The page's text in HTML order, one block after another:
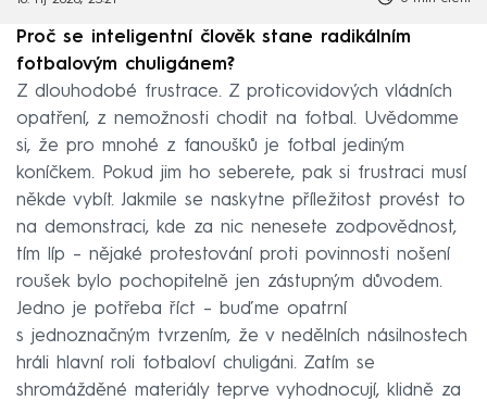
Proč se inteligentní člověk stane radikálním
fotbalovým chuligánem?
Z dlouhodobé frustrace. Z proticovidových vládních
opatření, z nemožnosti chodit na fotbal. Uvědomme
si, že pro mnohé z fanoušků je fotbal jediným
koníčkem. Pokud jim ho seberete, pak si frustraci musí
někde vybít. Jakmile se naskytne příležitost provést to
na demonstraci, kde za nic nenesete zodpovědnost,
tím líp – nějaké protestování proti povinnosti nošení
roušek bylo pochopitelně jen zástupným důvodem.
Jedno je potřeba říct – buďme opatrní
s jednoznačným tvrzením, že v nedělních násilnostech
hráli hlavní roli fotbaloví chuligáni. Zatím se
shromážděné materiály teprve vyhodnocují, klidně za